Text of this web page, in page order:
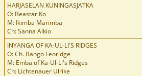
HARJASELAN KUNINGASJATKA
O: Beastar Ko
M: Ikimba Marimba
Ch: Sanna Alkio
INYANGA OF KA-UL-LI'S RIDGES
O: Ch. Bango Leoridge
M: Emba of Ka-Ul-Li's Ridges
Ch: Lichtenauer Ulrike